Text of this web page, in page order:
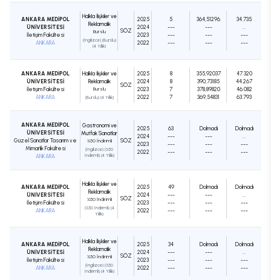
ANKARA MEDİPOL
ÜNİVERSİTESİ
İletişim Fakültesi
ANKARA
Halkla İlişkiler ve
Reklamcılık
Burslu
(İngilizce) (Burslu)
(4 Yıllık)
SÖZ
2025
2024
2023
2022
5
---
---
---
364,51296
---
---
---
34.735
---
---
ANKARA MEDİPOL
ÜNİVERSİTESİ
İletişim Fakültesi
ANKARA
Halkla İlişkiler ve
Reklamcılık
Burslu
(Burslu) (4 Yıllık)
SÖZ
2025
2024
2023
2022
8
8
7
7
355,92037
390,73185
378,89820
369,54831
47.320
44.267
46.082
63.793
ANKARA MEDİPOL
ÜNİVERSİTESİ
Güzel Sanatlar Tasarım ve
Mimarlık Fakültesi
ANKARA
Gastronomi ve
Mutfak Sanatları
%50 İndirimli
(İngilizce) (%50
İndirimli) (4 Yıllık)
SÖZ
2025
2024
2023
2022
63
---
---
---
Dolmadı
---
---
---
Dolmadı
---
---
ANKARA MEDİPOL
ÜNİVERSİTESİ
İletişim Fakültesi
ANKARA
Halkla İlişkiler ve
Reklamcılık
%50 İndirimli
(%50 İndirimli) (4
Yıllık)
SÖZ
2025
2024
2023
2022
49
---
---
---
Dolmadı
---
---
---
Dolmadı
---
---
ANKARA MEDİPOL
ÜNİVERSİTESİ
İletişim Fakültesi
ANKARA
Halkla İlişkiler ve
Reklamcılık
%50 İndirimli
(İngilizce) (%50
İndirimli) (4 Yıllık)
SÖZ
2025
2024
2023
2022
34
---
---
---
Dolmadı
---
---
---
Dolmadı
---
---